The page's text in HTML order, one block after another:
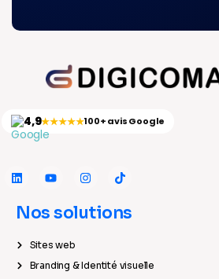
4,9★★★★★100+ avis Google
Nos solutions
Sites web
Branding & Identité visuelle